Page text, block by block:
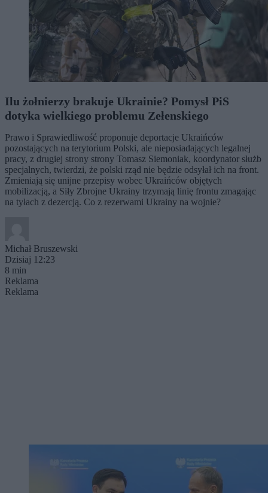
Ilu żołnierzy brakuje Ukrainie? Pomysł PiS
dotyka wielkiego problemu Zełenskiego
Prawo i Sprawiedliwość proponuje deportacje Ukraińców
pozostających na terytorium Polski, ale nieposiadających legalnej
pracy, z drugiej strony strony Tomasz Siemoniak, koordynator służb
specjalnych, twierdzi, że polski rząd nie będzie odsyłał ich na front.
Zmieniają się unijne przepisy wobec Ukraińców objętych
mobilizacją, a Siły Zbrojne Ukrainy trzymają linię frontu zmagając
na tyłach z dezercją. Co z rezerwami Ukrainy na wojnie?
Michał Bruszewski
Dzisiaj 12:23
8 min
Reklama
Reklama